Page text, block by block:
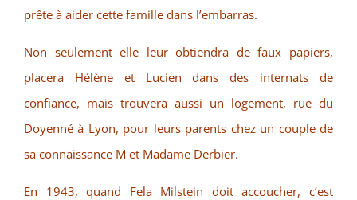
prête à aider cette famille dans l’embarras.
Non seulement elle leur obtiendra de faux papiers,
placera Hélène et Lucien dans des internats de
confiance, mais trouvera aussi un logement, rue du
Doyenné à Lyon, pour leurs parents chez un couple de
sa connaissance M et Madame Derbier.
En 1943, quand Fela Milstein doit accoucher, c’est